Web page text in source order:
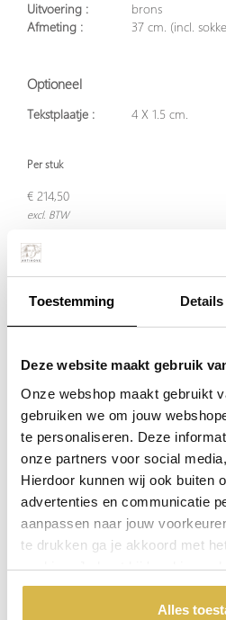
Toestemming Details
Deze website maakt gebruik
Onze webshop maakt gebruikt
gebruiken we om jouw
te personaliseren. Deze
onze partners voor social
Hierdoor kunnen wij ook buiten
advertenties en communicatie
aanpassen naar jouw
te drukken ga je akkoord met
cookies. Je kunt bij
aangeven welke cookies jouw
'weigeren' worden alleen de
Alles
Uitvoering :
brons
Afmeting :
37 cm. (incl.
Optioneel
Tekstplaatje : 4 X 1.5 cm.
Per stuk
€ 214,50
excl. BTW
€ 259,55
incl. BTW
Waarom BRONS ?
Echt brons heeft een waardevolle,
Doordeweeks voor 13.00 uur
verzonden.
De aangegeven prijs is incl.
Garantie: 1 jaar